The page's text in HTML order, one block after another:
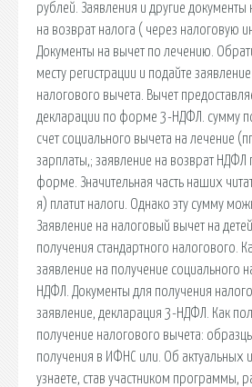
рублей. Заявления и другие документы
на возврат налога ( через налоговую
Документы на вычет по лечению.
месту регистрации и подайте
налогового вычета. Вычет
декларации по форме 3-НДФЛ. сумму
счет социального вычета на лечение
зарплаты,; заявление на возврат НДФЛ
форме. Значительная часть наших
я) платит налоги. Однако эту сумму
Заявление на налоговый вычет на
получения стандартного налогового.
заявление на получение социального
НДФЛ. Документы для получения
заявление, декларация 3-НДФЛ. Как
получение налогового вычета:
получения в ИФНС или. Об актуальных
узнаете, став участником программы,